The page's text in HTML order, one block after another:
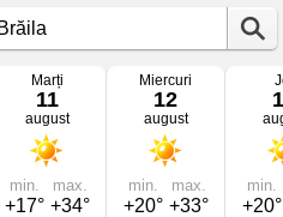
Marți
11
august
min.
+17°
max.
+34°
Miercuri
12
august
min.
+20°
max.
+33°
min.
+20°